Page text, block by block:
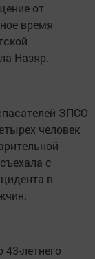
от
время
Назяр.
ЗПСО
человек
с
в
летнего